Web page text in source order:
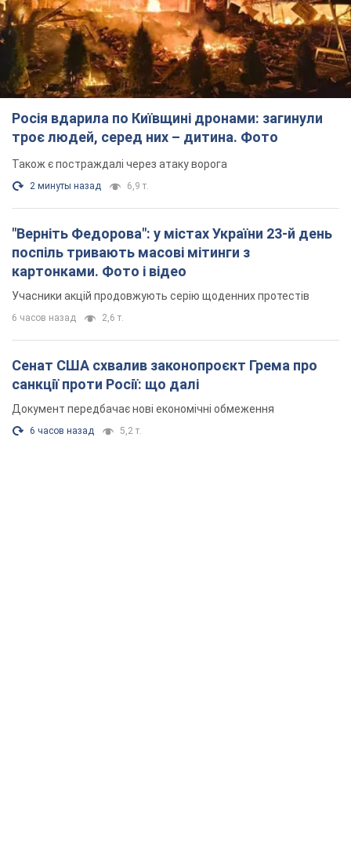
Росія вдарила по Київщині дронами: загинули
троє людей, серед них – дитина. Фото
Також є постраждалі через атаку ворога
2 минуты назад 6,9 т.
"Верніть Федорова": у містах України 23-й день
поспіль тривають масові мітинги з
картонками. Фото і відео
Учасники акцій продовжують серію щоденних протестів
6 часов назад 2,6 т.
Сенат США схвалив законопроєкт Грема про
санкції проти Росії: що далі
Документ передбачає нові економічні обмеження
6 часов назад 5,2 т.